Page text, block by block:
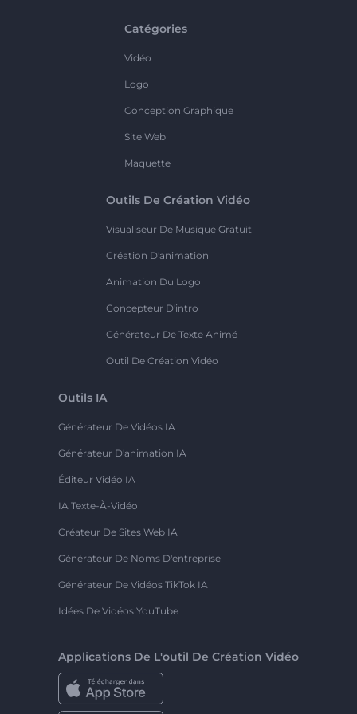
Catégories
Vidéo
Logo
Conception Graphique
Site Web
Maquette
Outils De Création Vidéo
Visualiseur De Musique Gratuit
Création D'animation
Animation Du Logo
Concepteur D'intro
Générateur De Texte Animé
Outil De Création Vidéo
Outils IA
Générateur De Vidéos IA
Générateur D'animation IA
Éditeur Vidéo IA
IA Texte-À-Vidéo
Créateur De Sites Web IA
Générateur De Noms D'entreprise
Générateur De Vidéos TikTok IA
Idées De Vidéos YouTube
Applications De L'outil De Création Vidéo